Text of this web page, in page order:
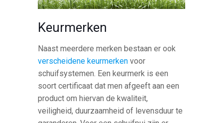
Keurmerken
Naast meerdere merken bestaan er ook
verscheidene keurmerken voor
schuifsystemen. Een keurmerk is een
soort certificaat dat men afgeeft aan een
product om hiervan de kwaliteit,
veiligheid, duurzaamheid of levensduur te